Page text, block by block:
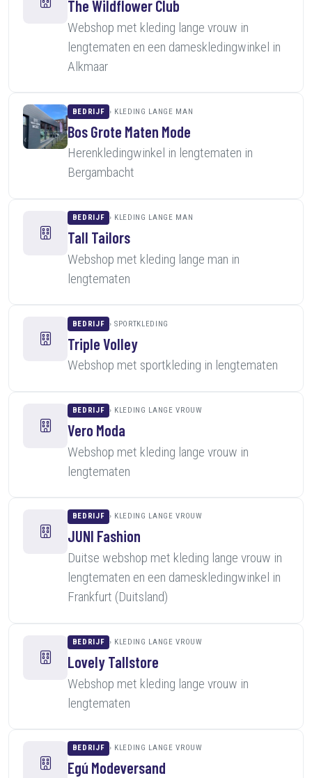
The Wildflower Club
Webshop met kleding lange vrouw in
lengtematen en een dameskledingwinkel in
Alkmaar
BEDRIJF KLEDING LANGE MAN
Bos Grote Maten Mode
Herenkledingwinkel in lengtematen in
Bergambacht
BEDRIJF KLEDING LANGE MAN
Tall Tailors
Webshop met kleding lange man in
lengtematen
BEDRIJF SPORTKLEDING
Triple Volley
Webshop met sportkleding in lengtematen
BEDRIJF KLEDING LANGE VROUW
Vero Moda
Webshop met kleding lange vrouw in
lengtematen
BEDRIJF KLEDING LANGE VROUW
JUNI Fashion
Duitse webshop met kleding lange vrouw in
lengtematen en een dameskledingwinkel in
Frankfurt (Duitsland)
BEDRIJF KLEDING LANGE VROUW
Lovely Tallstore
Webshop met kleding lange vrouw in
lengtematen
BEDRIJF KLEDING LANGE VROUW
Egú Modeversand